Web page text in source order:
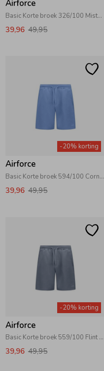
Airforce
Basic Korte broek 326/100 Misty Rose\White
39,96 49,95
-20% korting
Airforce
Basic Korte broek 594/100 Cornflower Blue\White
39,96 49,95
-20% korting
Airforce
Basic Korte broek 559/100 Flint Stone\White
39,96 49,95